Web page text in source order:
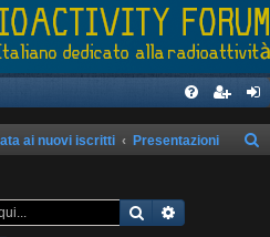
ai nuovi iscritti Presentazioni
Cerca